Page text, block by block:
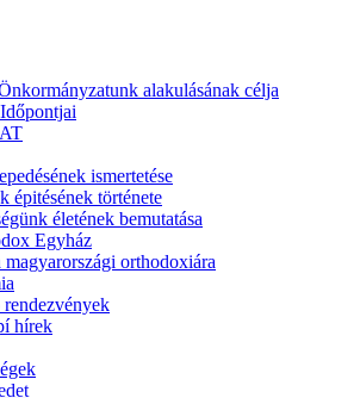
alakulásának célja
ismertetése
épitésének története
életének bemutatása
Egyház
magyarországi orthodoxiára
hírek